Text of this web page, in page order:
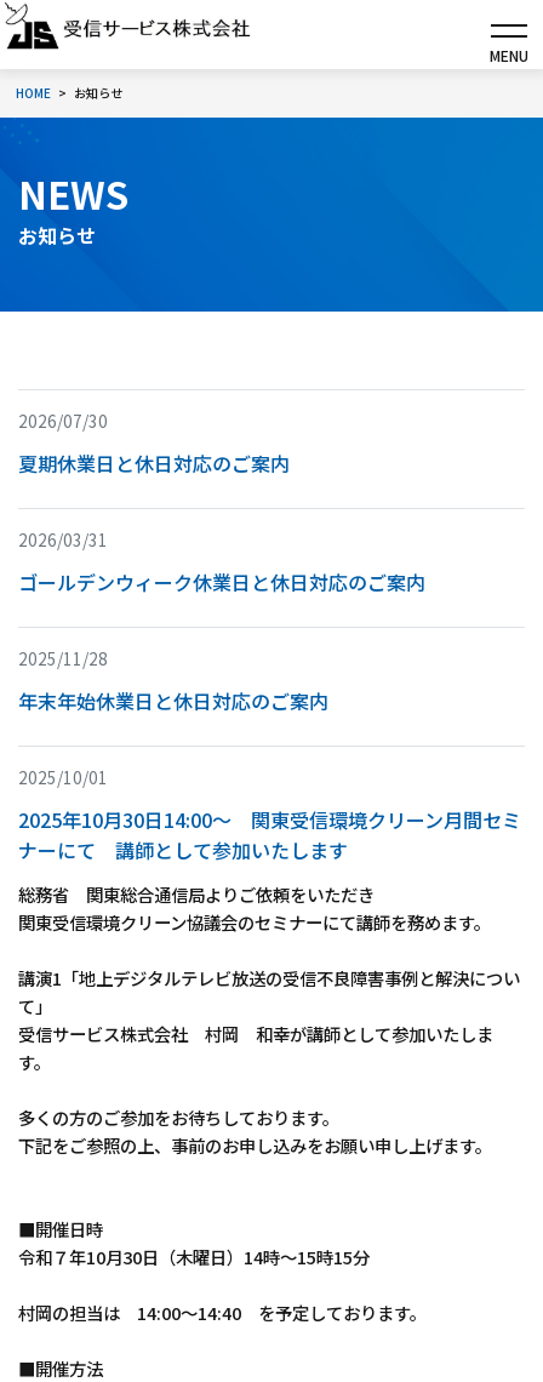
MENU
HOME お知らせ
NEWS
お知らせ
2026/07/30
夏期休業日と休日対応のご案内
2026/03/31
ゴールデンウィーク休業日と休日対応のご案内
2025/11/28
年末年始休業日と休日対応のご案内
2025/10/01
2025年10月30日14:00～ 関東受信環境クリーン月間セミ
ナーにて 講師として参加いたします
総務省 関東総合通信局よりご依頼をいただき
関東受信環境クリーン協議会のセミナーにて講師を務めます。
講演1「地上デジタルテレビ放送の受信不良障害事例と解決につい
て」
受信サービス株式会社 村岡 和幸が講師として参加いたしま
す。
多くの方のご参加をお待ちしております。
下記をご参照の上、事前のお申し込みをお願い申し上げます。
■開催日時
令和７年10月30日（木曜日）14時～15時15分
村岡の担当は 14:00～14:40 を予定しております。
■開催方法